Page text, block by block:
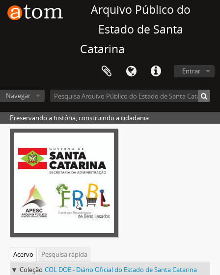
Arquivo Público do
Estado de Santa
Catarina
Entrar
Navegar
Preservando a história, construindo a cidadania
Acervo
Pesquisa rápida
Coleção COL DOE - Diário Oficial do Estado de Santa Catarina